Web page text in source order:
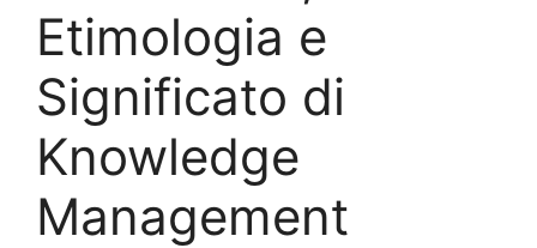
Etimologia e
Significato di
Knowledge
Management